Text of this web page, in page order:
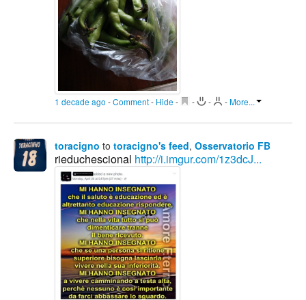
1 decade ago -Comment- Hide - - - -More...
toracigno to toracigno's feed, Osservatorio FB
rieduchescional http://i.imgur.com/1z3dcJ...